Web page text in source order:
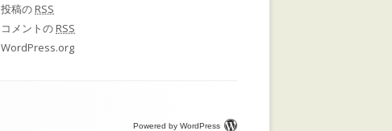
投稿のRSS
コメントのRSS
WordPress.org
Powered by WordPress